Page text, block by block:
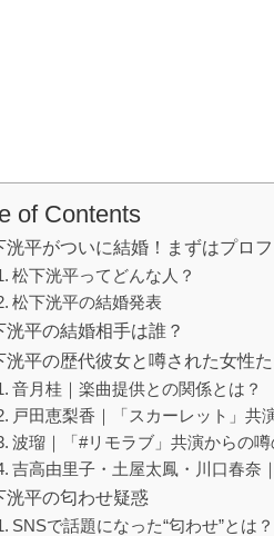
of Contents
洸平がついに結婚！まずはプロ
松下洸平ってどんな人？
松下洸平の結婚発表
洸平の結婚相手は誰？
洸平の歴代彼女と噂された女性
音月桂｜楽曲提供との関係とは？
戸田恵梨香｜「スカーレット」共
波瑠｜「#リモラブ」共演からの噂
吉高由里子・土屋太鳳・川口春奈
洸平の匂わせ疑惑
SNSで話題になった“匂わせ”とは？